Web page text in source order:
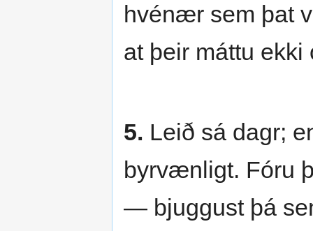
hvénær sem þat
at þeir máttu ekki
5. Leið sá dagr;
byrvænligt. Fóru
— bjuggust þá